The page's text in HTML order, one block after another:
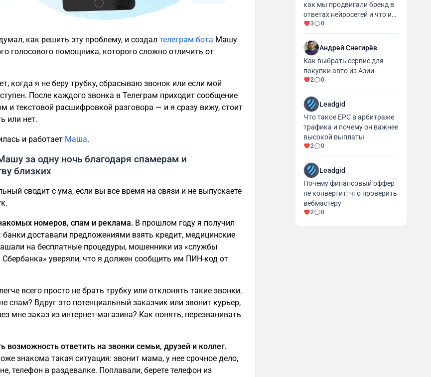
как решить эту проблему, и создал телеграм-бота Машу
голосового помощника, которого сложно отличить от
когда я не беру трубку, сбрасываю звонок или если мой
После каждого звонка в Телеграм приходит сообщение
и текстовой расшифровкой разговора — и я сразу вижу, стоит
или нет.
и работает Маша.
за одну ночь благодаря спамерам и
близких
сводит с ума, если вы все время на связи и не выпускаете
номеров, спам и реклама. В прошлом году я получил
банки доставали предложениями взять кредит, медицинские
на бесплатные процедуры, мошенники из «службы
Сбербанка» уверяли, что я должен сообщить им ПИН-код от
всего просто не брать трубку или отклонять такие звонки.
спам? Вдруг это потенциальный заказчик или звонит курьер,
мне заказ из интернет-магазина? Как понять, перезванивать
возможность ответить на звонки семьи, друзей и коллег.
знакома такая ситуация: звонит мама, у нее срочное дело,
телефон в раздевалке. Поплавали, берете телефон из
как мы продвигали бренд в
ответах нейросетей и что из
этого вышло
3 0
Андрей Снегирёв
Как выбрать сервис для
покупки авто из Азии
2 0
Leadgid
Что такое EPC в арбитраже
трафика и почему он важнее
высокой выплаты
2 0
Leadgid
Почему финансовый оффер
не конвертит: что проверить
вебмастеру
2 0